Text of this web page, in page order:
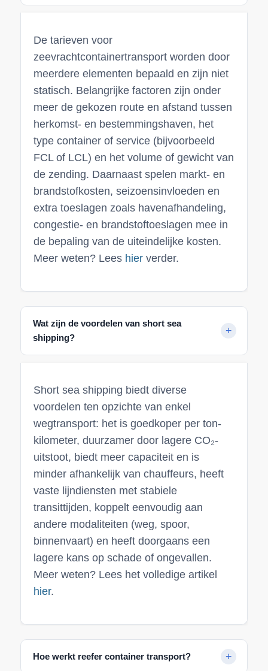
De tarieven voor
zeevrachtcontainertransport worden door
meerdere elementen bepaald en zijn niet
statisch. Belangrijke factoren zijn onder
meer de gekozen route en afstand tussen
herkomst- en bestemmingshaven, het
type container of service (bijvoorbeeld
FCL of LCL) en het volume of gewicht van
de zending. Daarnaast spelen markt- en
brandstofkosten, seizoensinvloeden en
extra toeslagen zoals havenafhandeling,
congestie- en brandstoftoeslagen mee in
de bepaling van de uiteindelijke kosten.
Meer weten? Lees hier verder.
Wat zijn de voordelen van short sea
shipping?
Short sea shipping biedt diverse
voordelen ten opzichte van enkel
wegtransport: het is goedkoper per ton-
kilometer, duurzamer door lagere CO₂-
uitstoot, biedt meer capaciteit en is
minder afhankelijk van chauffeurs, heeft
vaste lijndiensten met stabiele
transittijden, koppelt eenvoudig aan
andere modaliteiten (weg, spoor,
binnenvaart) en heeft doorgaans een
lagere kans op schade of ongevallen.
Meer weten? Lees het volledige artikel
hier.
Hoe werkt reefer container transport?